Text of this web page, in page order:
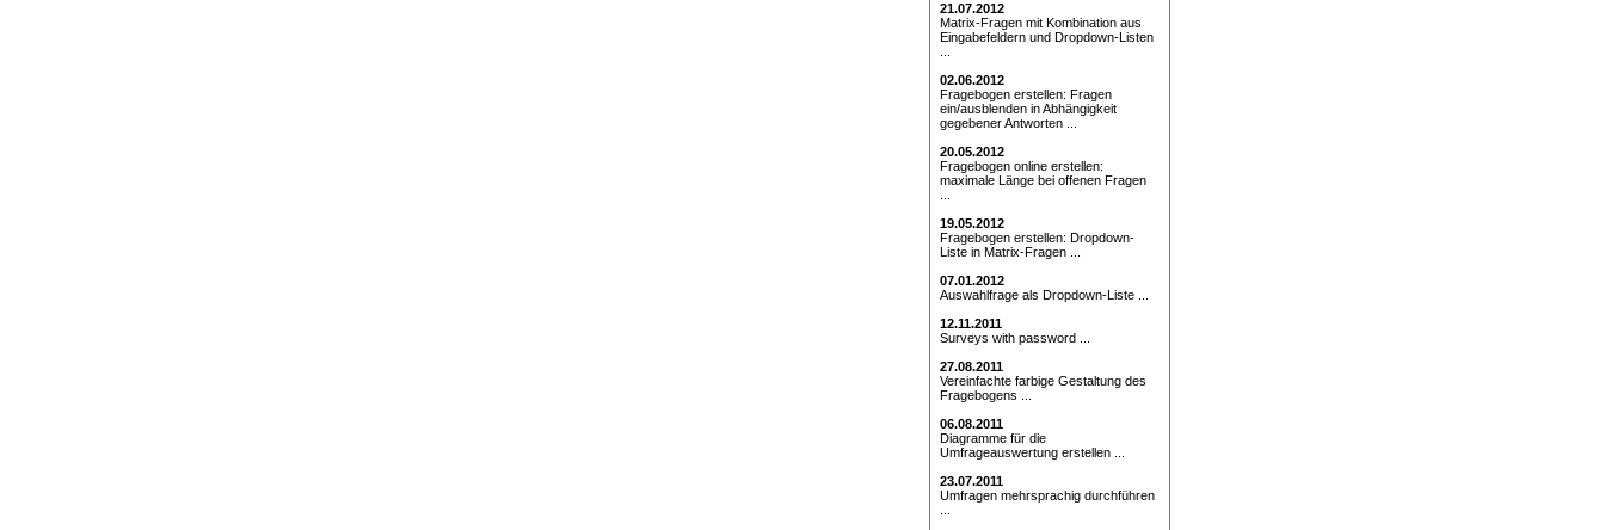
21.07.2012
Matrix-Fragen mit Kombination aus
Eingabefeldern und Dropdown-Listen
02.06.2012
Fragebogen erstellen: Fragen
ein/ausblenden in Abhängigkeit
gegebener Antworten ...
20.05.2012
Fragebogen online erstellen:
maximale Länge bei offenen Fragen
19.05.2012
Fragebogen erstellen: Dropdown-
Liste in Matrix-Fragen ...
07.01.2012
Auswahlfrage als Dropdown-Liste ...
12.11.2011
Surveys with password ...
27.08.2011
Vereinfachte farbige Gestaltung des
Fragebogens ...
06.08.2011
Diagramme für die
Umfrageauswertung erstellen ...
23.07.2011
Umfragen mehrsprachig durchführen